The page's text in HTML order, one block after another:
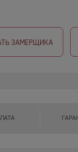
ЗАМЕРЩИКА